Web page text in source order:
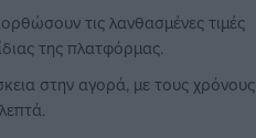
τις λανθασμένες τιμές
της πλατφόρμας.
στην αγορά, με τους χρόνους